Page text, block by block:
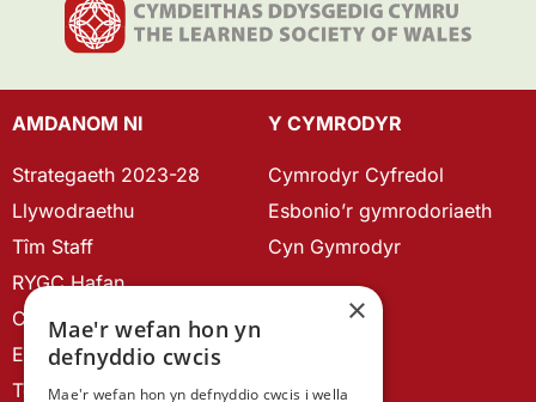
AMDANOM NI
Strategaeth 2023-28
Llywodraethu
Tîm Staff
RYGC Hafan
Canllawiau brandio
Ein Hanes
Telerau ac Amodau
Y CYMRODYR
Cymrodyr Cyfredol
Esbonio’r gymrodoriaeth
Cyn Gymrodyr
×
Mae'r wefan hon yn
defnyddio cwcis
Mae'r wefan hon yn defnyddio cwcis i wella